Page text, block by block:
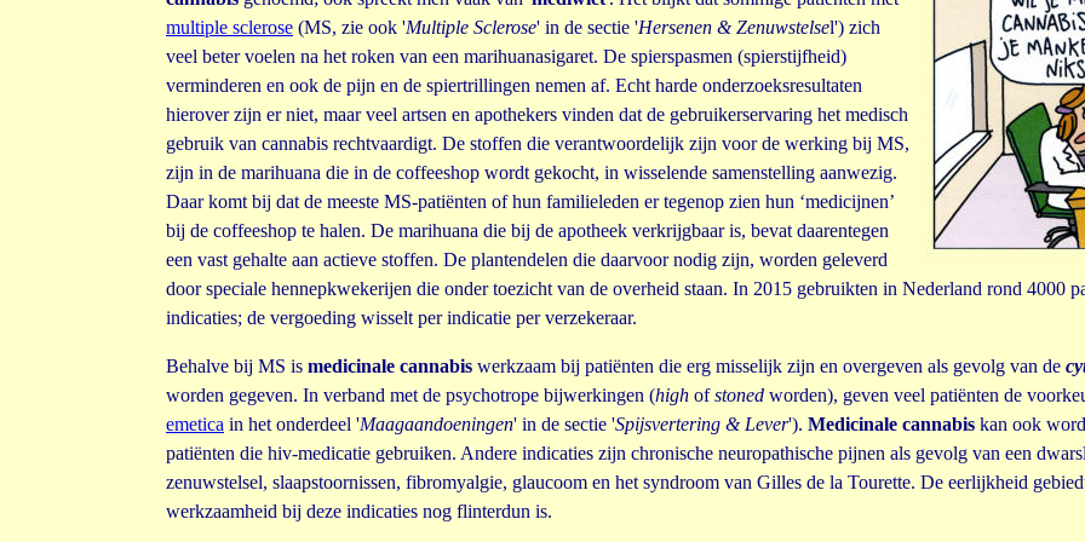
multiple sclerose (MS, zie ook 'Multiple Sclerose' in de sectie 'Hersenen & Zenuwstelsel') zich
veel beter voelen na het roken van een marihuanasigaret. De spierspasmen (spierstijfheid)
verminderen en ook de pijn en de spiertrillingen nemen af. Echt harde onderzoeksresultaten
hierover zijn er niet, maar veel artsen en apothekers vinden dat de gebruikerservaring het medisch
gebruik van cannabis rechtvaardigt. De stoffen die verantwoordelijk zijn voor de werking bij MS,
zijn in de marihuana die in de coffeeshop wordt gekocht, in wisselende samenstelling aanwezig.
Daar komt bij dat de meeste MS-patiënten of hun familieleden er tegenop zien hun ‘medicijnen’
bij de coffeeshop te halen. De marihuana die bij de apotheek verkrijgbaar is, bevat daarentegen
een vast gehalte aan actieve stoffen. De plantendelen die daarvoor nodig zijn, worden geleverd
door speciale hennepkwekerijen die onder toezicht van de overheid staan. In 2015 gebruikten in Nederland rond 4000
indicaties; de vergoeding wisselt per indicatie per verzekeraar.
Behalve bij MS is medicinale cannabis werkzaam bij patiënten die erg misselijk zijn en overgeven als gevolg van de
worden gegeven. In verband met de psychotrope bijwerkingen (high ofstoned worden), geven veel patiënten de
emetica in het onderdeel 'Maagaandoeningen' in de sectie 'Spijsvertering & Lever'). Medicinale cannabis kan ook
patiënten die hiv-medicatie gebruiken. Andere indicaties zijn chronische neuropathische pijnen als gevolg van een
zenuwstelsel, slaapstoornissen, fibromyalgie, glaucoom en het syndroom van Gilles de la Tourette. De eerlijkheid
werkzaamheid bij deze indicaties nog flinterdun is.